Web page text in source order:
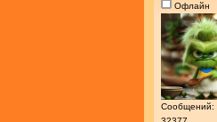
Офлайн
Сообщений: